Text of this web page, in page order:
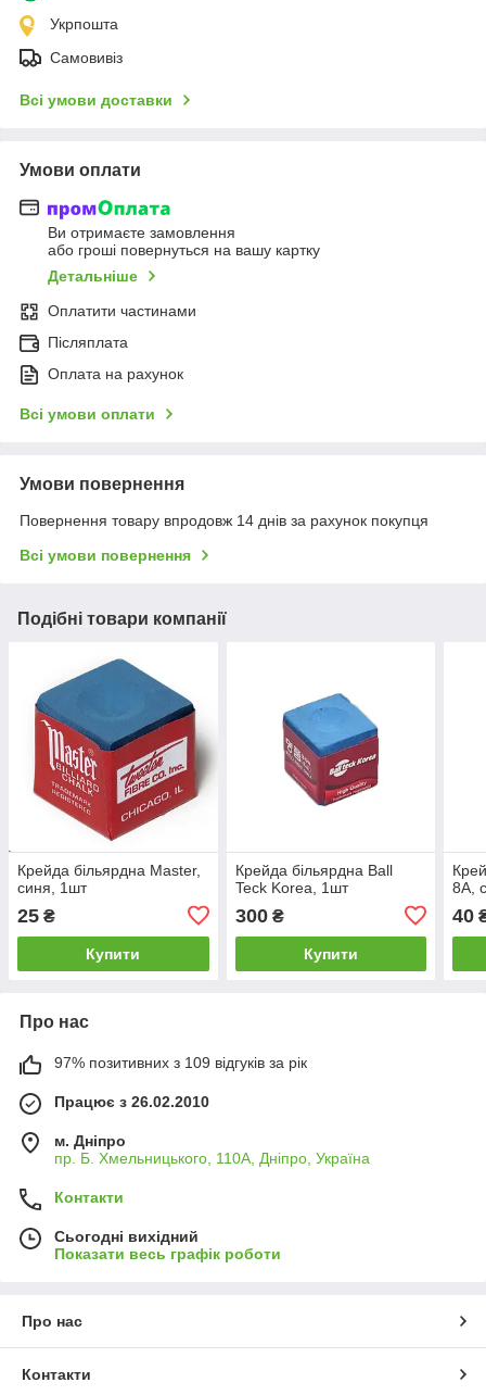
Укрпошта
Самовивіз
Всі умови доставки
Умови оплати
Ви отримаєте замовлення
або гроші повернуться на вашу картку
Детальніше
Оплатити частинами
Післяплата
Оплата на рахунок
Всі умови оплати
Умови повернення
Повернення товару впродовж 14 днів за рахунок покупця
Всі умови повернення
Подібні товари компанії
Крейда більярдна Master,
синя, 1шт
25 ₴
Купити
Крейда більярдна Ball
Teck Korea, 1шт
300₴
Купити
8A,
40
Про нас
97% позитивних з 109 відгуків за рік
Працює з 26.02.2010
м. Дніпро
пр. Б. Хмельницького, 110А, Дніпро, Україна
Контакти
Сьогодні вихідний
Показати весь графік роботи
Про нас
Контакти